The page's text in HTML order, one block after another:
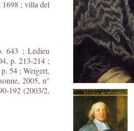
1698 ; villa del
643 ; Ledieu
p. 213-214 ;
54 ; Weigert,
2005, n°
192 (2003/2,